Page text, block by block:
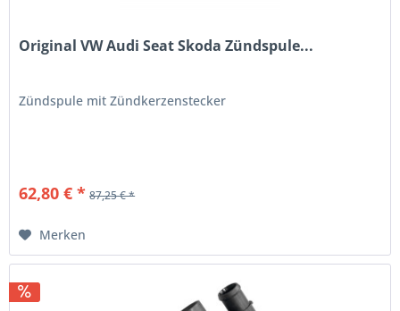
Original VW Audi Seat Skoda Zündspule...
Zündspule mit Zündkerzenstecker
62,80 € * 87,25 € *
Merken